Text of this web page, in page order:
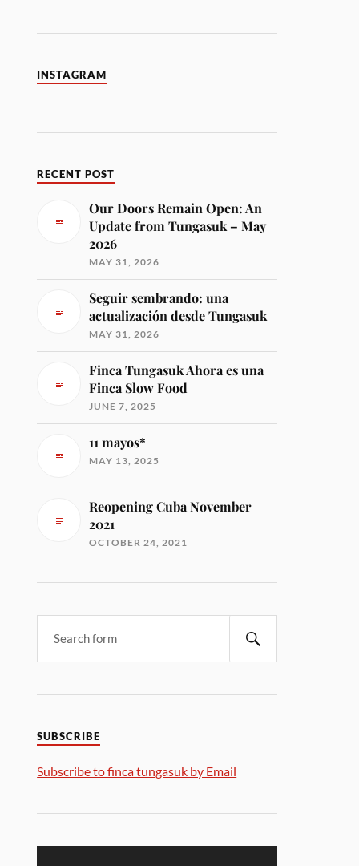
INSTAGRAM
RECENT POST
Our Doors Remain Open: An
Update from Tungasuk – May
2026
MAY 31, 2026
Seguir sembrando: una
actualización desde Tungasuk
MAY 31, 2026
Finca Tungasuk Ahora es una
Finca Slow Food
JUNE 7, 2025
11 mayos*
MAY 13, 2025
Reopening Cuba November
2021
OCTOBER 24, 2021
SUBSCRIBE
Subscribe to finca tungasuk by Email